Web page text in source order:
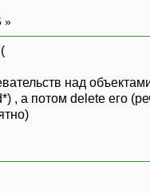
»
над
, а потом delete его